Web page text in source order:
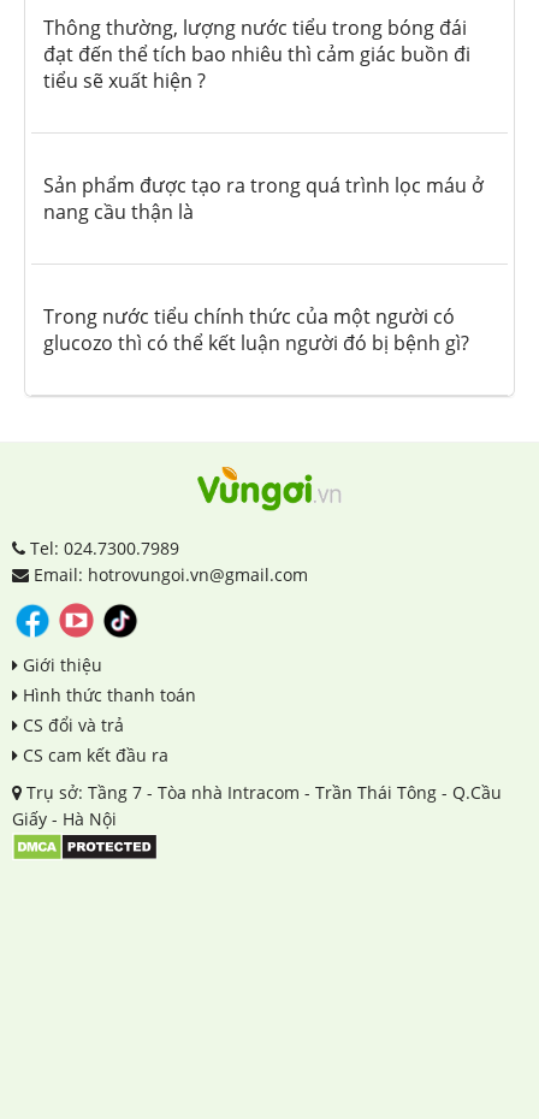
Thông thường, lượng nước tiểu trong bóng đái
đạt đến thể tích bao nhiêu thì cảm giác buồn đi
tiểu sẽ xuất hiện ?
Sản phẩm được tạo ra trong quá trình lọc máu ở
nang cầu thận là
Trong nước tiểu chính thức của một người có
glucozo thì có thể kết luận người đó bị bệnh gì?
Tel: 024.7300.7989
Email: hotrovungoi.vn@gmail.com
Giới thiệu
Hình thức thanh toán
CS đổi và trả
CS cam kết đầu ra
Trụ sở: Tầng 7 - Tòa nhà Intracom - Trần Thái Tông - Q.Cầu
Giấy - Hà Nội